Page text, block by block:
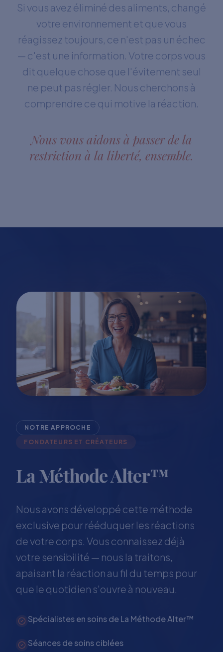
Si vous avez éliminé des aliments, changé
votre environnement et que vous
réagissez toujours, ce n'est pas un échec
— c'est une information. Votre corps vous
dit quelque chose que l'évitement seul
ne peut pas régler. Nous cherchons à
comprendre ce qui motive la réaction.
Nous vous aidons à passer de la
restriction à la liberté, ensemble.
NOTRE APPROCHE
FONDATEURS ET CRÉATEURS
La Méthode Alter™
Nous avons développé cette méthode
exclusive pour rééduquer les réactions
de votre corps. Vous connaissez déjà
votre sensibilité — nous la traitons,
apaisant la réaction au fil du temps pour
que le quotidien s'ouvre à nouveau.
Spécialistes en soins de La Méthode Alter™
Séances de soins ciblées